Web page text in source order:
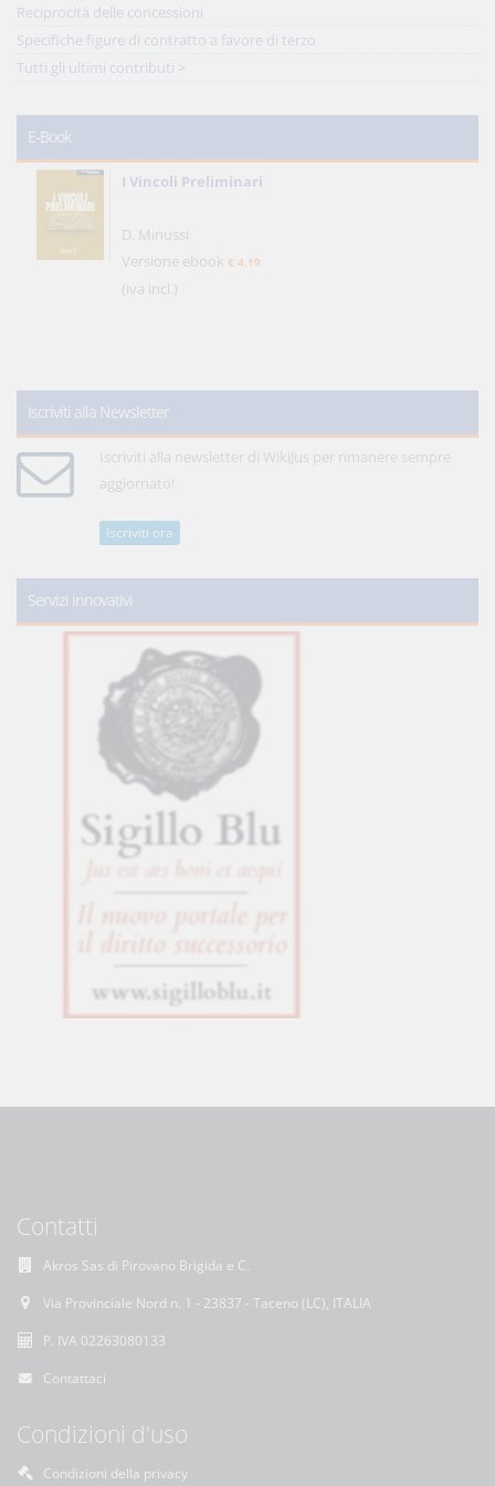
Reciprocità delle concessioni
Specifiche figure di contratto a favore di terzo
Tutti gli ultimi contributi >
E-Book
I Vincoli Preliminari
D. Minussi
Versione ebook € 4,19
(iva incl.)
Iscriviti alla Newsletter
Iscriviti alla newsletter di WikiJus per rimanere sempre
aggiornato!
Iscriviti ora
Servizi innovativi
Contatti
Akros Sas di Pirovano Brigida e C.
Via Provinciale Nord n. 1 - 23837 - Taceno (LC), ITALIA
P. IVA 02263080133
Contattaci
Condizioni d'uso
Condizioni della privacy